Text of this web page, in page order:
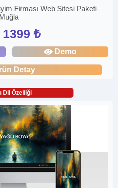
Firması Web Sitesi Paketi –
Muğla
1399 ₺
Demo
Detay
Dil Özelliği